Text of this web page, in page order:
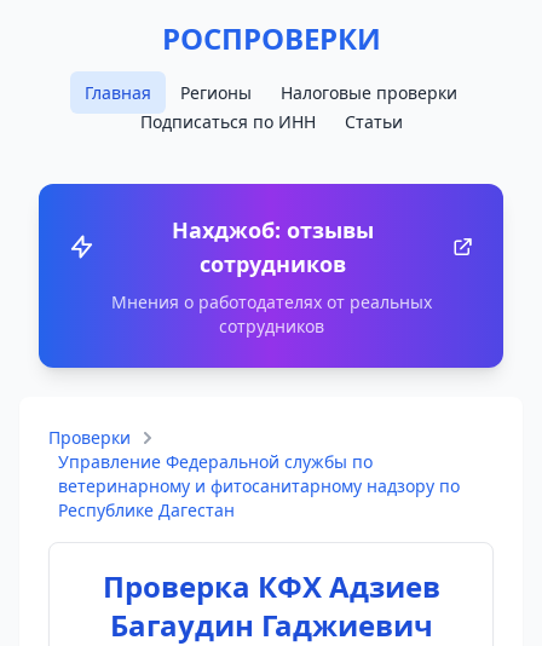
РОСПРОВЕРКИ
Главная Регионы
Налоговые проверки
Подписаться по ИНН
Статьи
Нахджоб: отзывы
сотрудников
Мнения о работодателях от реальных
сотрудников
Проверки
Управление Федеральной службы по
ветеринарному и фитосанитарному надзору по
Республике Дагестан
Проверка КФХ Адзиев
Багаудин Гаджиевич